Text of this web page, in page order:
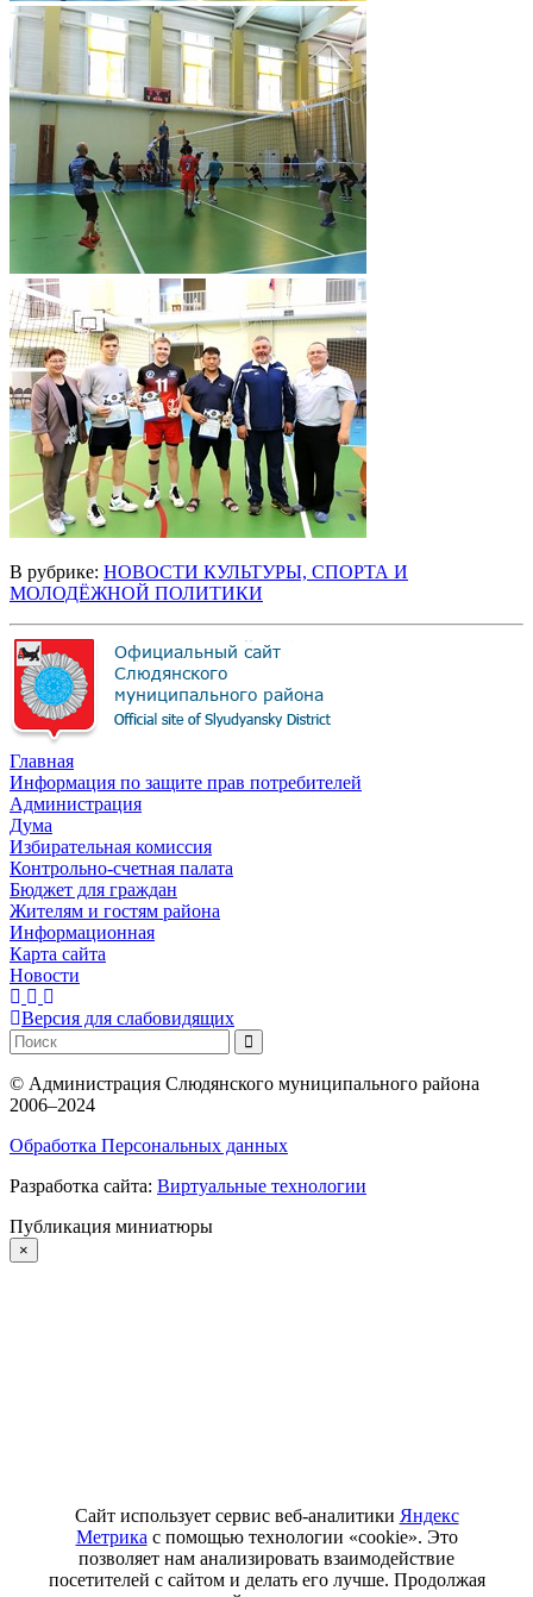
В рубрике: НОВОСТИ КУЛЬТУРЫ, СПОРТА И
МОЛОДЁЖНОЙ ПОЛИТИКИ
Главная
Информация по защите прав потребителей
Администрация
Дума
Избирательная комиссия
Контрольно-счетная палата
Бюджет для граждан
Жителям и гостям района
Информационная
Карта сайта
Новости
Версия для слабовидящих
© Администрация Слюдянского муниципального района
2006–2024
Обработка Персональных данных
Разработка сайта: Виртуальные технологии
Публикация миниатюры
×
Сайт использует сервис веб-аналитики Яндекс
Метрика с помощью технологии «cookie». Это
позволяет нам анализировать взаимодействие
посетителей с сайтом и делать его лучше. Продолжая